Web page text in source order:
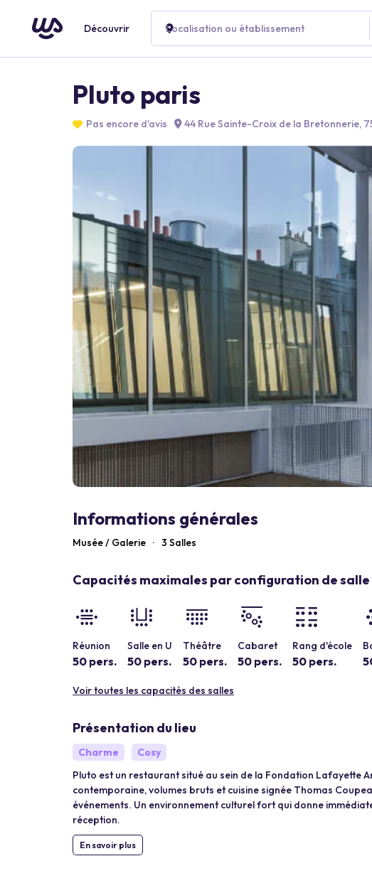
Découvrir Localisation ou établissement
Pluto paris
Pas encore d'avis 44 Rue Sainte-Croix de la Bretonnerie,
Informations générales
Musée / Galerie · 3 Salles
Capacités maximales par configuration de salle
Réunion
50 pers.
Salle en U
50 pers.
Théâtre
50 pers.
Cabaret
50 pers.
Rang d'école
50 pers.
Voir toutes les capacités des salles
Présentation du lieu
Charme
Cosy
Pluto est un restaurant situé au sein de la Fondation Lafayette
contemporaine, volumes bruts et cuisine signée Thomas
événements. Un environnement culturel fort qui donne
réception.
En savoir plus